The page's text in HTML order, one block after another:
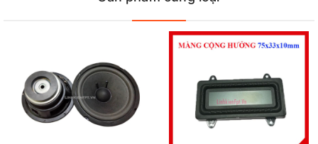
cửa hàng linh kiện điện tử tại Hà Nộicung cấp nhiều mặt
hàng đa dạng phục vụ nhu cầu tìm kiếm của quý khách. Ship
Mọi chi tiết xin liên hệ : Linh kiện FPT
SĐT&Zalo : 090.755.1135
Hotline : 088.688.1135
Địa chỉ : Số 6 Tương Mai, Hoàng Mai, Hà Nội